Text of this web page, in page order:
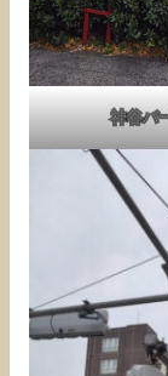
神谷バ